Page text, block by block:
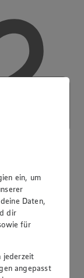
ein, um
Daten,
dir
für
jederzeit
angepasst